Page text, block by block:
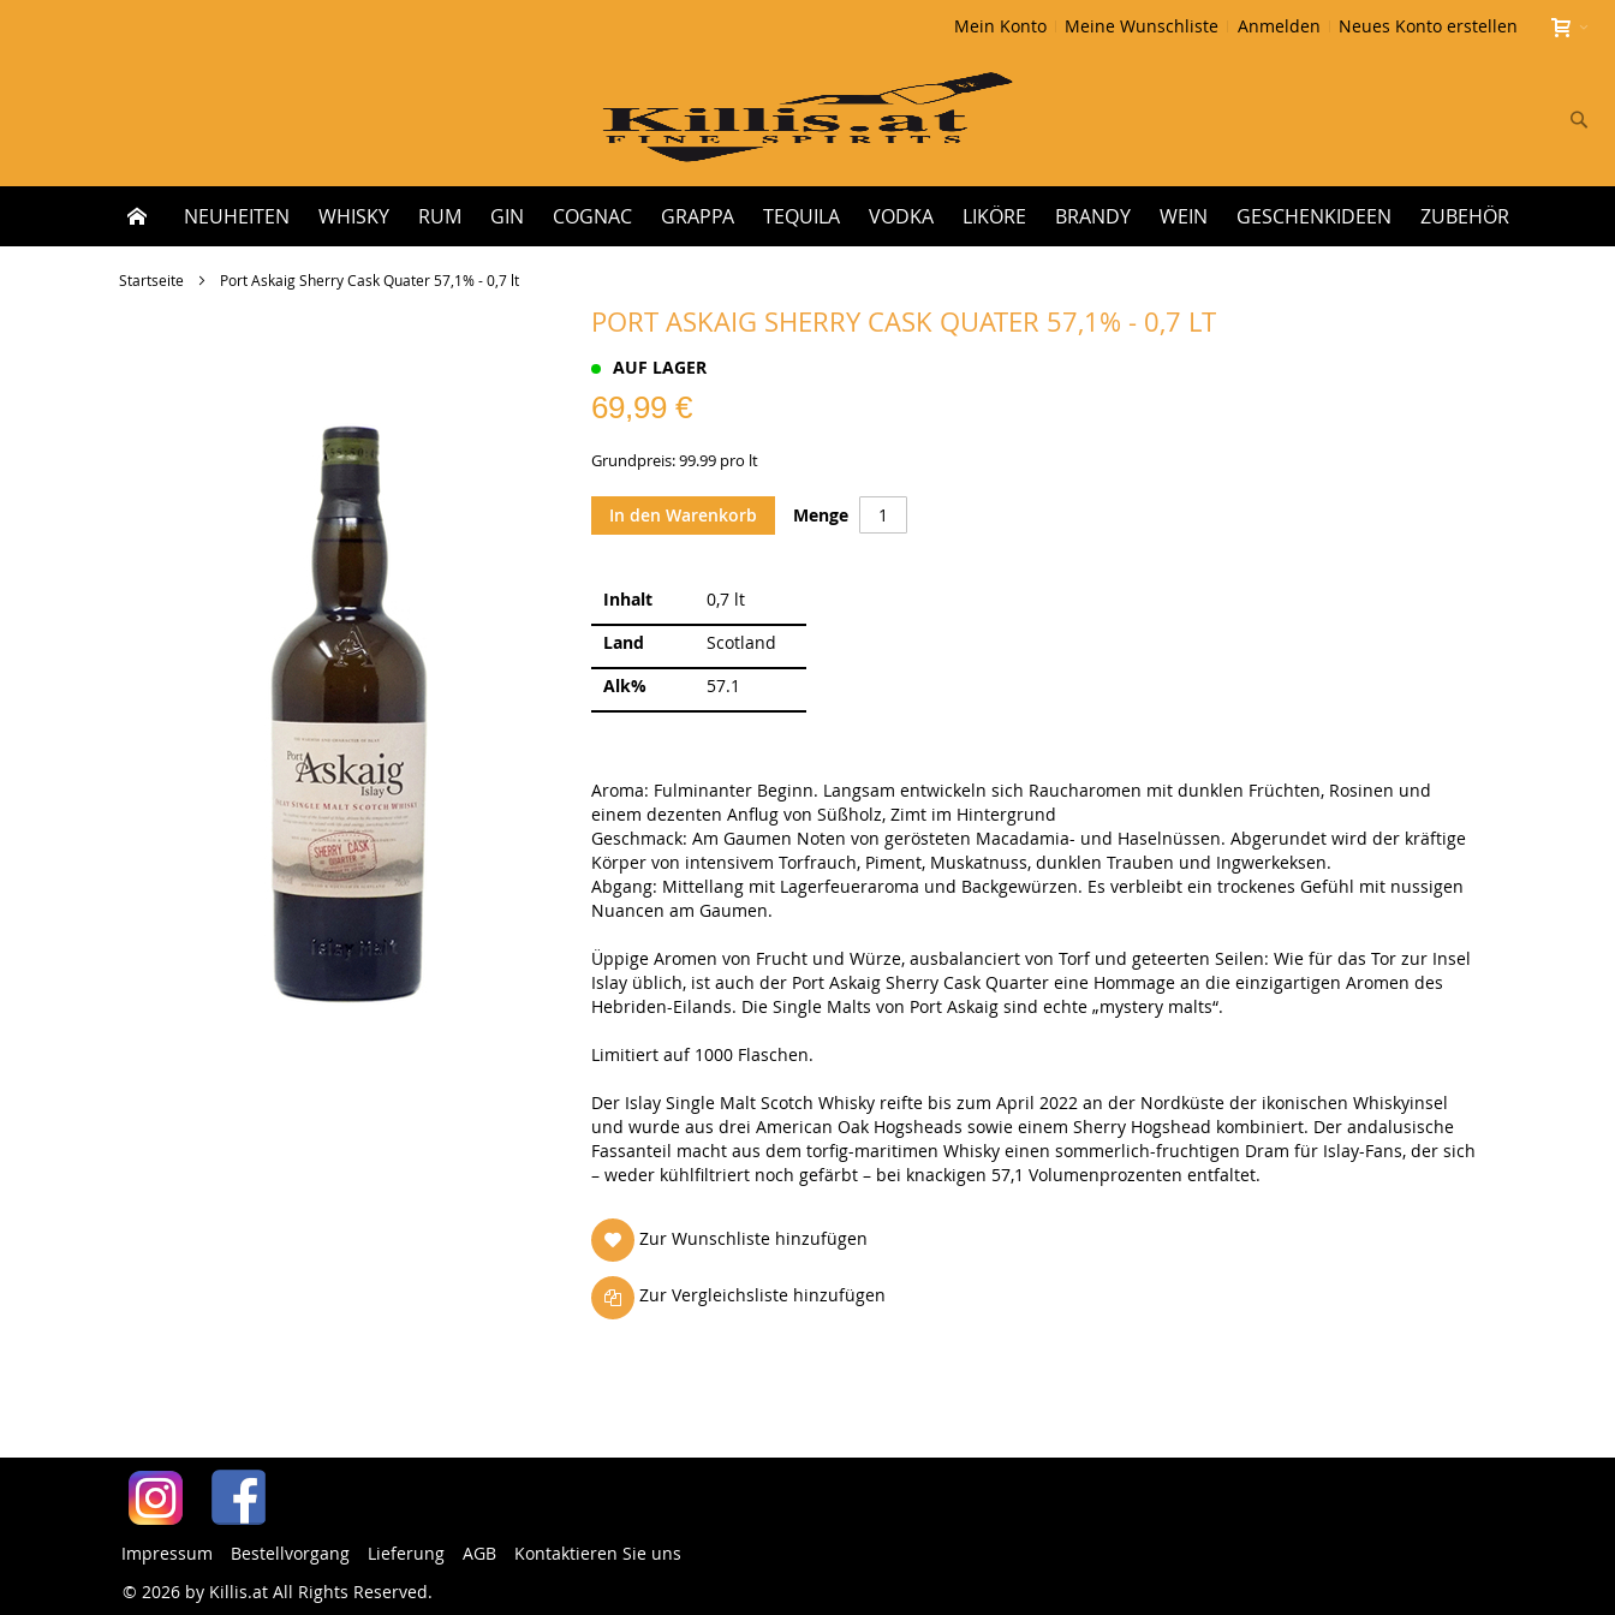
Mein Konto Meine Wunschliste Anmelden Neues Konto erstellen
NEUHEITEN WHISKY RUM GIN COGNAC GRAPPA TEQUILA VODKA LIKÖRE BRANDY WEIN GESCHENKIDEEN ZUBEHÖR
Startseite Port Askaig Sherry Cask Quater 57,1% - 0,7 lt
PORT ASKAIG SHERRY CASK QUATER 57,1% - 0,7 LT
AUF LAGER
69,99 €
Grundpreis: 99.99 pro lt
Menge
In den Warenkorb
Weitere
Inhalt
0,7 lt
Land
Scotland
Alk%
57.1
Aroma: Fulminanter Beginn. Langsam entwickeln sich Raucharomen mit dunklen Früchten, Rosinen und
einem dezenten Anflug von Süßholz, Zimt im Hintergrund
Geschmack: Am Gaumen Noten von gerösteten Macadamia- und Haselnüssen. Abgerundet wird der kräftige
Körper von intensivem Torfrauch, Piment, Muskatnuss, dunklen Trauben und Ingwerkeksen.
Abgang: Mittellang mit Lagerfeueraroma und Backgewürzen. Es verbleibt ein trockenes Gefühl mit nussigen
Nuancen am Gaumen.
Üppige Aromen von Frucht und Würze, ausbalanciert von Torf und geteerten Seilen: Wie für das Tor zur Insel
Islay üblich, ist auch der Port Askaig Sherry Cask Quarter eine Hommage an die einzigartigen Aromen des
Hebriden-Eilands. Die Single Malts von Port Askaig sind echte „mystery malts“.
Limitiert auf 1000 Flaschen.
Der Islay Single Malt Scotch Whisky reifte bis zum April 2022 an der Nordküste der ikonischen Whiskyinsel
und wurde aus drei American Oak Hogsheads sowie einem Sherry Hogshead kombiniert. Der andalusische
Fassanteil macht aus dem torfig-maritimen Whisky einen sommerlich-fruchtigen Dram für Islay-Fans, der sich
– weder kühlfiltriert noch gefärbt – bei knackigen 57,1 Volumenprozenten entfaltet.
Zur Wunschliste hinzufügen
Zur Vergleichsliste hinzufügen
Impressum Bestellvorgang Lieferung AGB
Kontaktieren Sie uns
© 2026 by Killis.at All Rights Reserved.